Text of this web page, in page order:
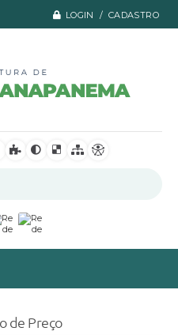
LOGIN / CADASTRO
de Preço